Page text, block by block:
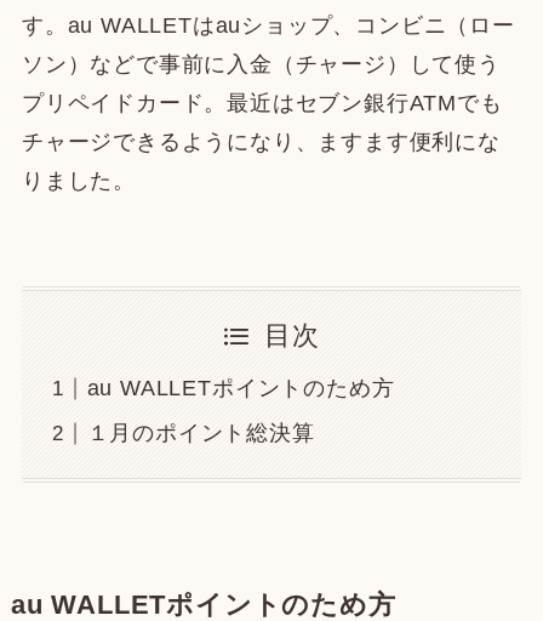
す。au WALLETはauショップ、コンビニ（ロー
ソン）などで事前に入金（チャージ）して使う
プリペイドカード。最近はセブン銀行ATMでも
チャージできるようになり、ますます便利にな
りました。
目次
au WALLETポイントのため方
１月のポイント総決算
au WALLETポイントのため方